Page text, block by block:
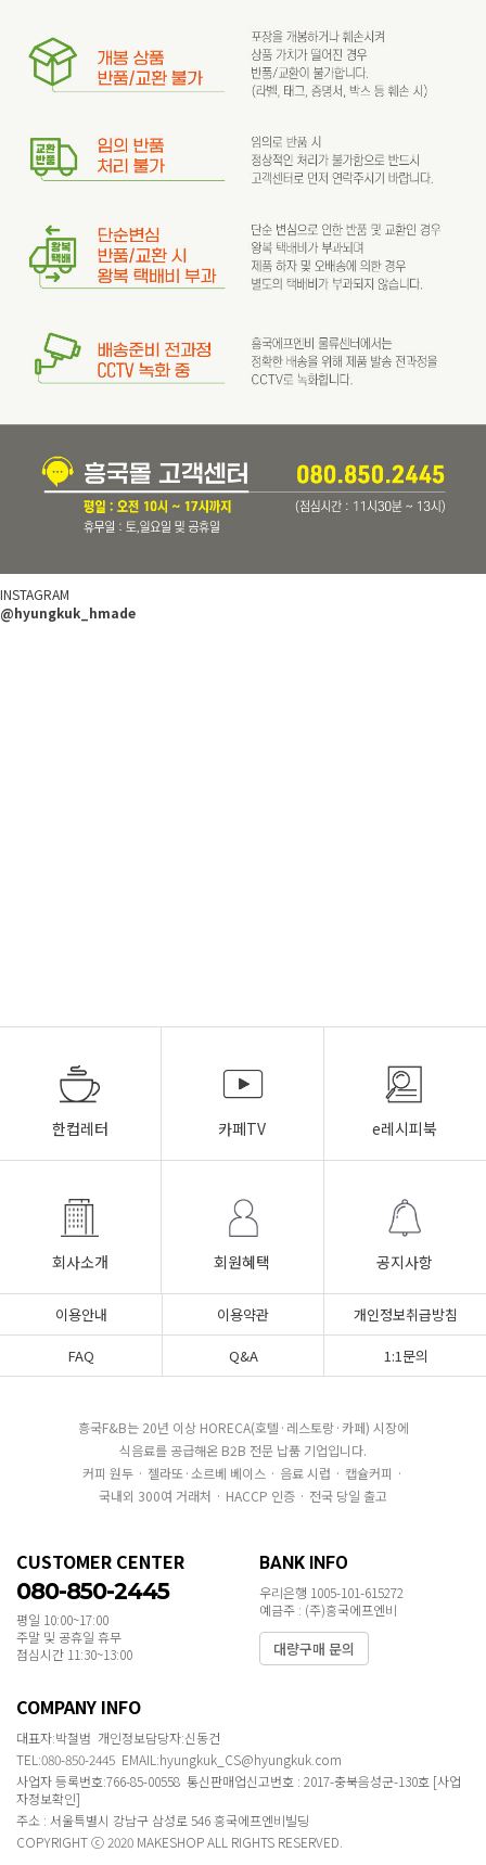
INSTAGRAM
@hyungkuk_hmade
한컵레터 카페TV e레시피북
회사소개 회원혜택 공지사항
이용안내 이용약관
개인정보취급방침
FAQ
Q&A 1:1문의
흥국F&B는 20년 이상 HORECA(호텔·레스토랑·카페) 시장에
식음료를 공급해온 B2B 전문 납품 기업입니다.
커피 원두 · 젤라또·소르베 베이스 · 음료 시럽 · 캡슐커피 ·
국내외 300여 거래처 · HACCP 인증 · 전국 당일 출고
CUSTOMER CENTER
080-850-2445
평일 10:00~17:00
주말 및 공휴일 휴무
점심시간 11:30~13:00
BANK INFO
우리은행 1005-101-615272
예금주 : (주)흥국에프엔비
대량구매 문의
COMPANY INFO
대표자:박철범 개인정보담당자:신동건
TEL:080-850-2445 EMAIL:hyungkuk_CS@hyungkuk.com
사업자 등록번호:766-85-00558 통신판매업신고번호 : 2017-충북음성군-130호 [사업
자정보확인]
주소 : 서울특별시 강남구 삼성로 546 흥국에프엔비빌딩
COPYRIGHT ⓒ 2020 MAKESHOP ALL RIGHTS RESERVED.